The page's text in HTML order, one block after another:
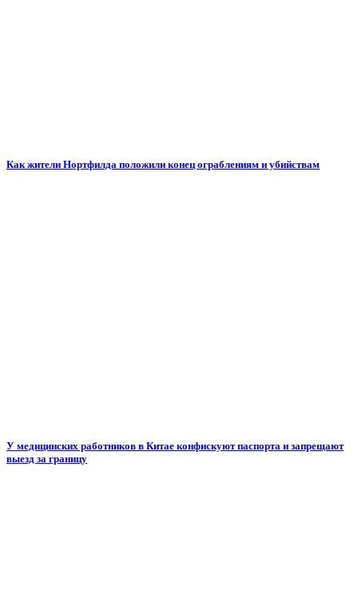
Как жители Нортфилда положили конец ограблениям и убийствам
У медицинских работников в Китае конфискуют паспорта и запрещают
выезд за границу